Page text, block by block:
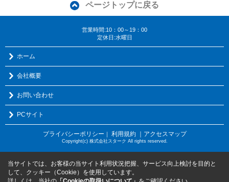
ページトップに戻る
営業時間:10：00～19：00
定休日:水曜日
ホーム
会社概要
お問い合わせ
PCサイト
プライバシーポリシー 利用規約 ｜アクセスマップ
Copyright(c) 株式会社スターク All rights reserved.
当サイトでは、お客様の当サイト利用状況把握、サービス向上検討を目的と
して、クッキー（Cookie）を使用しています。